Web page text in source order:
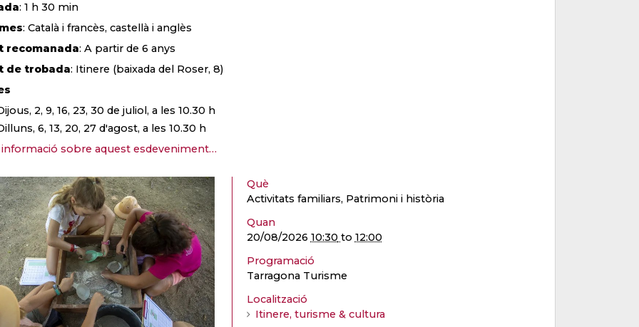
: 1 h 30 min
: Català i francès, castellà i anglès
recomanada: A partir de 6 anys
de trobada: Itinere (baixada del Roser, 8)
2, 9, 16, 23, 30 de juliol, a les 10.30 h
6, 13, 20, 27 d'agost, a les 10.30 h
sobre aquest esdeveniment…
Què
Activitats familiars, Patrimoni i història
Quan
20/08/2026 10:30 to 12:00
Programació
Tarragona Turisme
Localització
Itinere, turisme & cultura